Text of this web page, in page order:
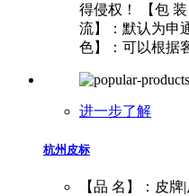
得侵权！ 【包
流】：默认为申
色】：可以根据
进一步了解
杭州皮标
【品 名】：皮